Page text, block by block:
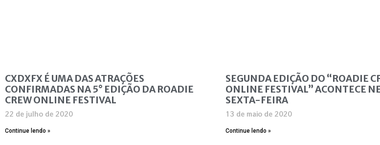
CXDXFX É UMA DAS ATRAÇÕES
CONFIRMADAS NA 5° EDIÇÃO DA ROADIE
CREW ONLINE FESTIVAL
22 de julho de 2020
Continue lendo »
SEGUNDA EDIÇÃO DO “ROADIE
ONLINE FESTIVAL” ACONTECE
SEXTA-FEIRA
13 de maio de 2020
Continue lendo »